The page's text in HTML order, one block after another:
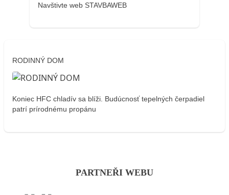
Navštivte web STAVBAWEB
RODINNÝ DOM
Koniec HFC chladív sa blíži. Budúcnosť tepelných čerpadiel
patrí prírodnému propánu
PARTNEŘI WEBU